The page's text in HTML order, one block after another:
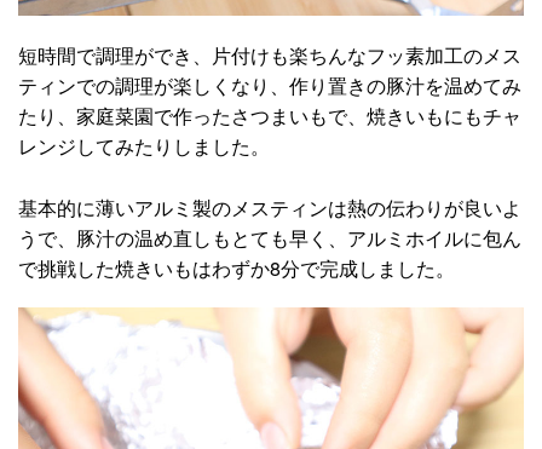
短時間で調理ができ、片付けも楽ちんなフッ素加工のメス
ティンでの調理が楽しくなり、作り置きの豚汁を温めてみ
たり、家庭菜園で作ったさつまいもで、焼きいもにもチャ
レンジしてみたりしました。
基本的に薄いアルミ製のメスティンは熱の伝わりが良いよ
うで、豚汁の温め直しもとても早く、アルミホイルに包ん
で挑戦した焼きいもはわずか8分で完成しました。